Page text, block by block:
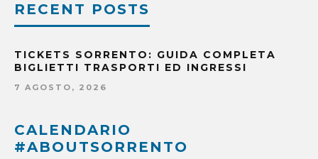
RECENT POSTS
TICKETS SORRENTO: GUIDA COMPLETA
BIGLIETTI TRASPORTI ED INGRESSI
7 AGOSTO, 2026
CALENDARIO
#ABOUTSORRENTO